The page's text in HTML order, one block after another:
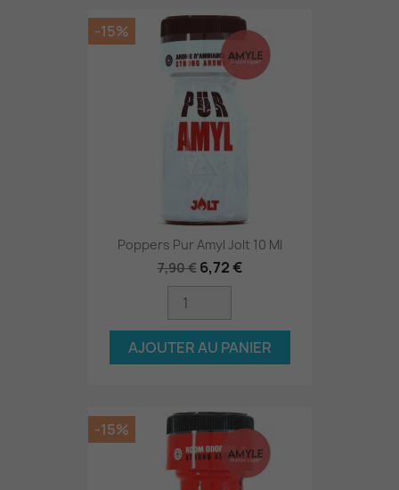
Poppers Pur Amyl Jolt 10 Ml
7,90 € 6,72 €
AJOUTER AU PANIER
-15%
-15%